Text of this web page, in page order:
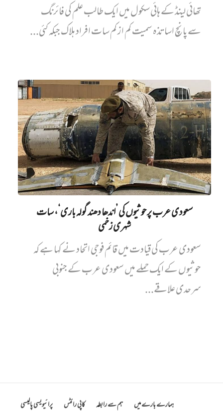
تھائی لینڈ کے ہائی سکول میں ایک طالب علم کی فائرنگ
سے پانچ اساتذہ سمیت کم از کم سات افراد ہلاک جبکہ کئی...
سعودی عرب پر حوثیوں کی ’اندھا دھند گولہ باری‘، سات
شہری زخمی
سعودی عرب کی قیادت میں قائم فوجی اتحاد نے کہا ہے کہ
حوثیوں کے ایک حملے میں سعودی عرب کے جنوبی
سرحدی علاقے...
ہمارے بارے میں ہم سے رابطہ کاپی رائٹس پرائیویسی پالیسی